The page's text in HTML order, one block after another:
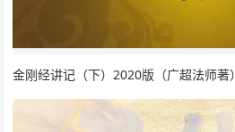
金刚经讲记（下）2020版（广超法师著）